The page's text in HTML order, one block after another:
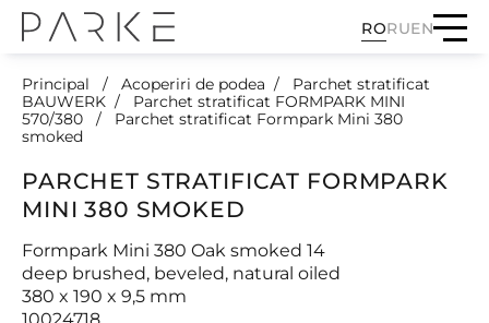
RORUEN
Principal Acoperiri de podea
Parchet stratificat
BAUWERK
Parchet stratificat FORMPARK MINI
570/380
Parchet stratificat Formpark Mini 380
smoked
PARCHET STRATIFICAT FORMPARK
MINI 380 SMOKED
Formpark Mini 380 Oak smoked 14
deep brushed, beveled, natural oiled
380 x 190 x 9,5 mm